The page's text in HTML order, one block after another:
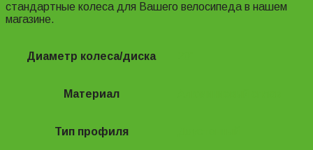
стандартные колеса для Вашего велосипеда в нашем
магазине.
Диаметр колеса/диска
Материал
Тип профиля